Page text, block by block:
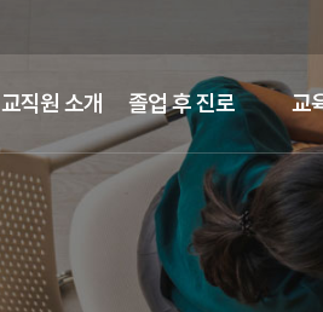
교직원 소개 졸업 후 진로 교